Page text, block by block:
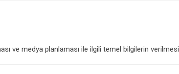
ve medya planlaması ile ilgili temel bilgilerin verilmesi